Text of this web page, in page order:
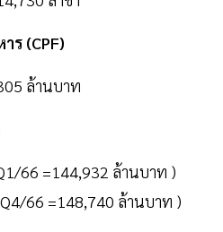
ร (CPF)
ล้านบาท
66 =144,932 ล้านบาท )
66 =148,740 ล้านบาท )